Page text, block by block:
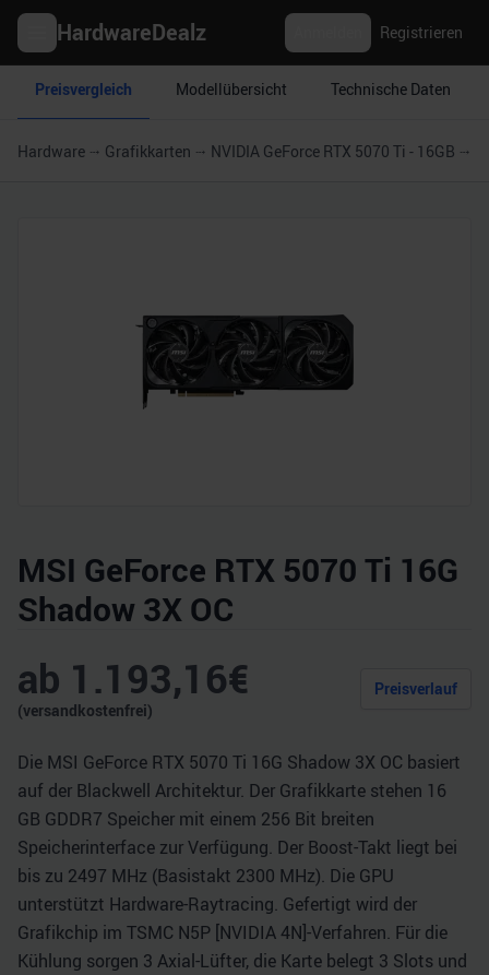
HardwareDealz Registrieren
Preisvergleich Modellübersicht Technische Daten
Hardware Grafikkarten NVIDIA GeForce RTX 5070 Ti - 16GB
MSI GeForce RTX 5070 Ti 16G
Shadow 3X OC
ab 1.193,16€
(versandkostenfrei)
Preisverlauf
Die MSI GeForce RTX 5070 Ti 16G Shadow 3X OC basiert
auf der Blackwell Architektur. Der Grafikkarte stehen 16
GB GDDR7 Speicher mit einem 256 Bit breiten
Speicherinterface zur Verfügung. Der Boost-Takt liegt bei
bis zu 2497 MHz (Basistakt 2300 MHz). Die GPU
unterstützt Hardware-Raytracing. Gefertigt wird der
Grafikchip im TSMC N5P [NVIDIA 4N]-Verfahren. Für die
Kühlung sorgen 3 Axial-Lüfter, die Karte belegt 3 Slots und